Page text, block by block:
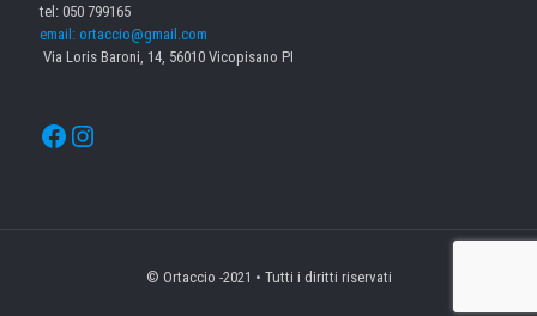
tel: 050 799165
email: ortaccio@gmail.com
Via Loris Baroni, 14, 56010 Vicopisano PI
Facebook
Instagram
© Ortaccio -2021 • Tutti i diritti riservati